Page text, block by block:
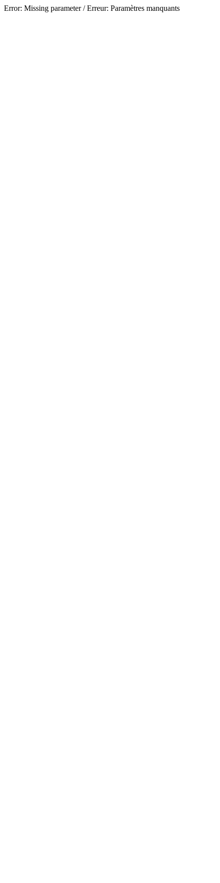
Error: Missing parameter / Erreur: Paramètres manquants